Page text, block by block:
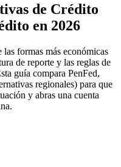
de Crédito
en 2026
formas más económicas
de reporte y las reglas de
guía compara PenFed,
regionales) para que
y abras una cuenta